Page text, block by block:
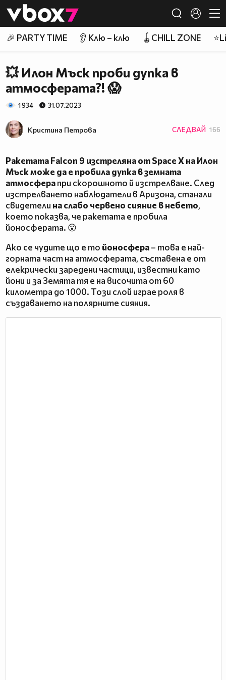
👾
🎉 PARTY TIME 👂 Клю – клю 🪀CHILL ZONE
💥 Илон Мъск проби дупка в
атмосферата?! 😱
1 934 31.07.2023
Кристина Петрова СЛЕДВАЙ 166
Ракетата Falcon 9 изстреляна от Space X на Илон
Мъск може да е пробила дупка в земната
атмосферапри скорошното й изстрелване. След
изстрелването наблюдатели в Аризона, станали
свидетели на слабо червено сияние в небето,
което показва, че ракетата е пробила
йоносферата. 😮
Ако се чудите що е то йоносфера– това е най-
горната част на атмосферата, съставена е от
елекрически заредени частици, известни като
йони и за Земята тя е на височита от 60
километра до 1000. Този слой играе роля в
създаването на полярните сияния.